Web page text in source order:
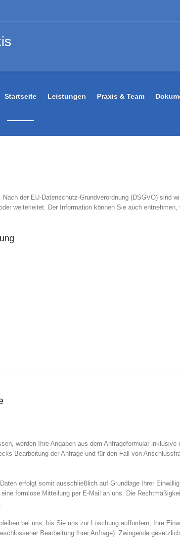
Startseite Leistungen Praxis & Team
der EU-Datenschutz-Grundverordnung (DSGVO) sind
weiterleitet. Der Information können Sie auch
werden Ihre Angaben aus dem Anfrageformular inklusive
Bearbeitung der Anfrage und für den Fall von
erfolgt somit ausschließlich auf Grundlage Ihrer
formlose Mitteilung per E-Mail an uns. Die
bei uns, bis Sie uns zur Löschung auffordern, Ihre
Bearbeitung Ihrer Anfrage). Zwingende